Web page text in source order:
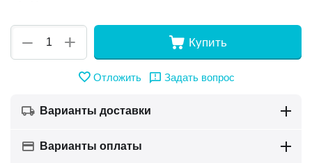
+
− Купить
Отложить Задать вопрос
Варианты доставки
Варианты оплаты